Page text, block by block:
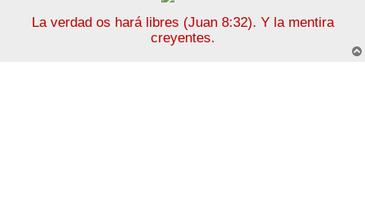
La verdad os hará libres (Juan 8:32). Y la mentira
creyentes.